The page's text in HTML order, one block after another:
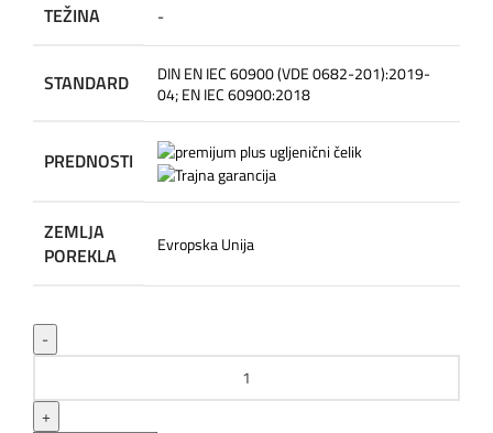
TEŽINA -
STANDARD
DIN EN IEC 60900 (VDE 0682-201):2019-
04; EN IEC 60900:2018
PREDNOSTI
ZEMLJA
POREKLA
Evropska Unija